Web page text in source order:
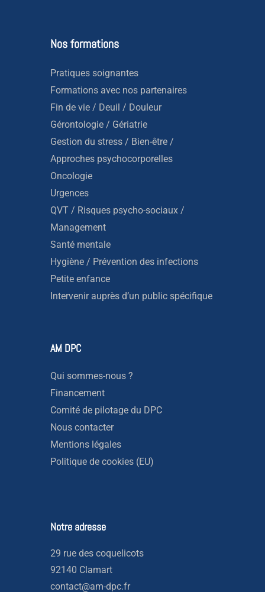
Nos formations
Pratiques soignantes
Formations avec nos partenaires
Fin de vie / Deuil / Douleur
Gérontologie / Gériatrie
Gestion du stress / Bien-être /
Approches psychocorporelles
Oncologie
Urgences
QVT / Risques psycho-sociaux /
Management
Santé mentale
Hygiène / Prévention des infections
Petite enfance
Intervenir auprès d’un public spécifique
AM DPC
Qui sommes-nous ?
Financement
Comité de pilotage du DPC
Nous contacter
Mentions légales
Politique de cookies (EU)
Notre adresse
29 rue des coquelicots
92140 Clamart
contact@am-dpc.fr